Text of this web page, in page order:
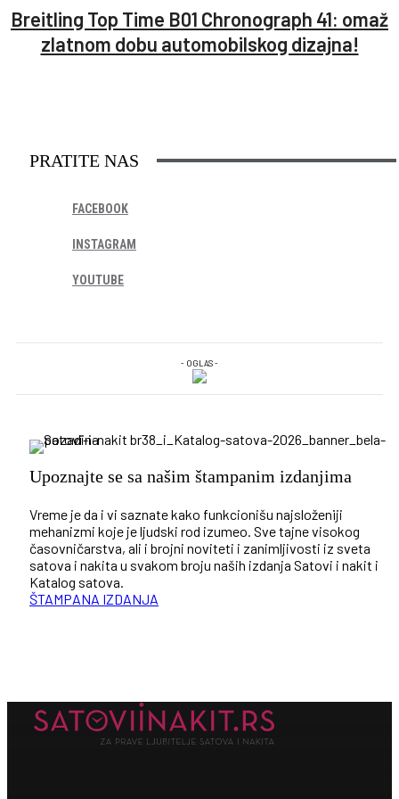
Breitling Top Time B01 Chronograph 41: omaž
zlatnom dobu automobilskog dizajna!
PRATITE NAS
FACEBOOK
INSTAGRAM
YOUTUBE
- OGLAS -
Upoznajte se sa našim štampanim izdanjima
Vreme je da i vi saznate kako funkcionišu najsloženiji
mehanizmi koje je ljudski rod izumeo. Sve tajne visokog
časovničarstva, ali i brojni noviteti i zanimljivosti iz sveta
satova i nakita u svakom broju naših izdanja Satovi i nakit i
Katalog satova.
ŠTAMPANA IZDANJA